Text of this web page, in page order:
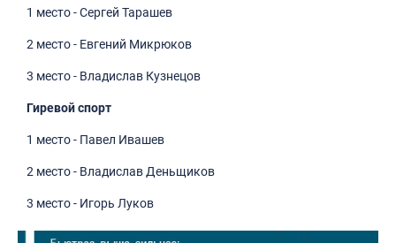
1 место - Сергей Тарашев
2 место - Евгений Микрюков
3 место - Владислав Кузнецов
Гиревой спорт
1 место - Павел Ивашев
2 место - Владислав Деньщиков
3 место - Игорь Луков